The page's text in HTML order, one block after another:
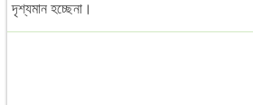
দৃশ্যমান হচ্ছেনা।